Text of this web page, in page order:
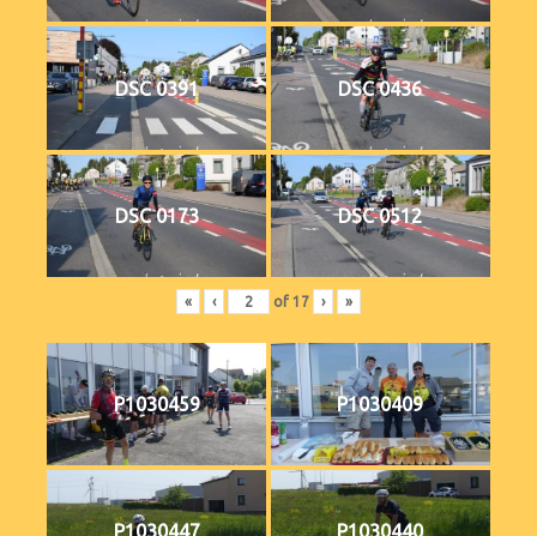
DSC 0391 DSC 0436
DSC 0173 DSC 0512
« ‹ of 17 › »
P1030459 P1030409
P1030447 P1030440